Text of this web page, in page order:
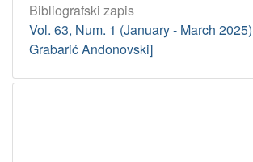
Bibliografski zapis
Vol. 63, Num. 1 (January - March
Grabarić Andonovski]